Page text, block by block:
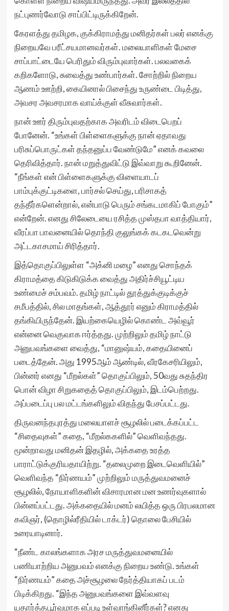
நட்புணர்வோடு சாப்பிட்டிருக்கிறேன்.
கேரளத்து தமிழக, குக்கிராமத்து மனிதர்கள் பலர் எனக்கு
நிறையவே பரீட்சயமானவர்கள். மலையாளிகள் மேசை
சாப்பாட்டையே பெரிதும் விரும்புவார்கள். பலவகைக்
கறிகளோடு, சுவைத்து உண்பார்கள். சோற்றில் நிறைய
ஆணம் ஊற்றி, கையினால் பிசைந்து உருண்டை பிடித்து,
அவசர அவசரமாக வாய்க்குள் வீசுவார்கள்.
நான் ஊர் திரும்புவதற்காக அவரிடம் விடைபெறப்
போனேன். “உங்கள் பிள்ளைகளுக்கு நான் ஏதாவது
பரிசுப்பொருட்கள் தந்தனுப்ப வேண்டுமே” எனக் கவலை
தெரிவித்தார். நான் மறுத்துவிட்டு இவ்வாறு கூறினேன்.
“நீங்கள் என் பிள்ளைகளுக்கு விளையாடப்
பாம்புக்குட்டிகளை, பார்சல் செய்து, பரிசாகத்
தந்தீர்களென்றால், என்பாடு பெரும் சங்கடமாகிப் போகும்”
என்றேன். எனது சிலேடையை ரசித்த முஸ்தபா வாத்தியார்,
வீரப்பா பாவனையில் தொந்தி குலுங்கக் கடகடவென்று
அட்டகாசமாய் சிரித்தார்.
இத்தொகுப்பிலுள்ள “அக்னி மழை” எனது சொந்தக்
கிராமத்தை கிடுகிடுக்க வைத்து அதிர்ச்சியூட்டிய
உண்மைச் சம்பவம். தமிழ் நாட்டில் தூத்துக்குடிக்குச்
சமீபத்தில், சில மாதங்கள், ஆத்தூர் எனும் கிராமத்தில்
தங்கியிருந்தேன். இயற்கையெழில் கொண்ட அவ்வூர்
என்னை வெகுவாக ஈர்த்தது. முற்றிலும் தமிழ் நாட்டு
அனுபவங்களை வைத்து, “மானுஷ்யம், கதையினைப்
படைத்தேன். அது 1995ஆம் ஆண்டில், வீரகேசரியிலும்,
பின்னர் எனது “மீறல்கள்” தொகுப்பிலும், 50வது சுதந்திர
பொன் விழா சிறுகதைத் தொகுப்பிலும், இடம்பெற்றது.
அப்படைப்பு பல மட்டங்களிலும் விதந்து பேசப்பட்டது.
திருவனந்தபுரத்து மலையாளச் சூழலில் படைக்கப்பட்ட
“சிதைவுகள்” கதை, “மீறல்ககளில்” வெளிவந்தது.
மூன்றாவது மனிதன் இதழில், அக்கதை உரத்த
பாராட்டுக்குரியதாயிற்று. “தலைமுறை இடைவெளியில்”
வெளிவந்த “நிர்ணயம்” முற்றிலும் மருத்துவமனைச்
சூழலில், நோயாளிகளின் விசாரமான மன உணர்வுகளால்
பின்னப்பட்டது. அக்கதையில் மனம் லயித்த ஒரு பிரபலமான
கவிஞர், (தொழில்ரீதியில் டாக்டர்) தொலை பேசியில்
உரையாடினார்.
“நீண்ட காலங்களாக அரச மருத்துவமனையில்
பணியாற்றிய அனுபவம் எனக்கு நிறைய உண்டு. உங்கள்
“நிர்ணயம்” கதை அச்சூழலை நேர்த்தியாகப் படம்
பிடிக்கிறது. “இந்த அனுபவங்களை இவ்வளவு
யதார்த்தபூர்வமாக எப்படி உள்வாங்கினீர்கள்? எனது